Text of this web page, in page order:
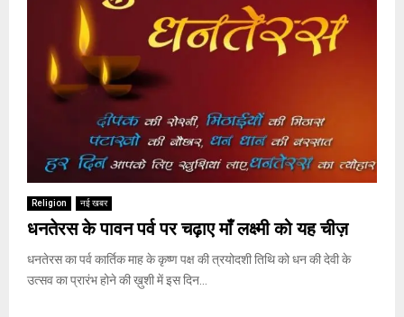
Religion नई खबर
धनतेरस के पावन पर्व पर चढ़ाए माँ लक्ष्मी को यह चीज़
धनतेरस का पर्व कार्तिक माह के कृष्ण पक्ष की त्रयोदशी तिथि को धन की देवी के
उत्सव का प्रारंभ होने की ख़ुशी में इस दिन...